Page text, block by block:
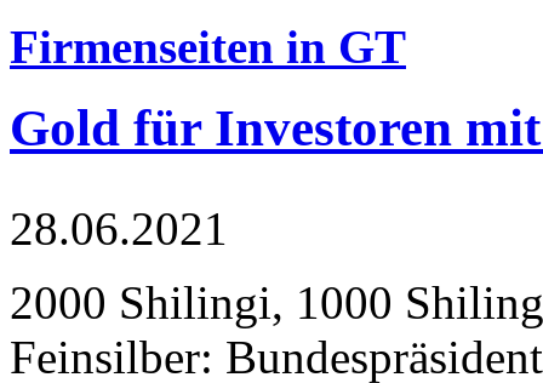
Firmenseiten in GT
Gold für Investoren
28.06.2021
2000 Shilingi, 1000
Feinsilber: